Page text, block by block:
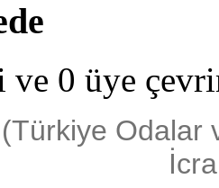
ve 0 üye
Odalar